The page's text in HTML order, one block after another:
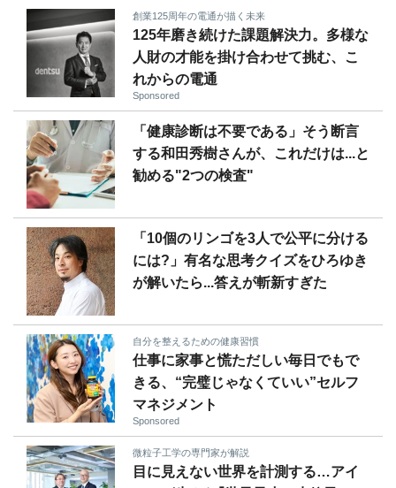
創業125周年の電通が描く未来
125年磨き続けた課題解決力。多様な
人財の才能を掛け合わせて挑む、こ
れからの電通
Sponsored
「健康診断は不要である」そう断言
する和田秀樹さんが、これだけは...と
勧める"2つの検査"
「10個のリンゴを3人で公平に分ける
には?」有名な思考クイズをひろゆき
が解いたら...答えが斬新すぎた
自分を整えるための健康習慣
仕事に家事と慌ただしい毎日でもで
きる、“完璧じゃなくていい”セルフ
マネジメント
Sponsored
微粒子工学の専門家が解説
目に見えない世界を計測する…アイ